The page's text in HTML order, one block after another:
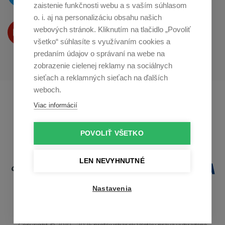
zaistenie funkčnosti webu a s vaším súhlasom
o. i. aj na personalizáciu obsahu našich
webových stránok. Kliknutím na tlačidlo „Povoliť
všetko“ súhlasíte s využívaním cookies a
predaním údajov o správaní na webe na
zobrazenie cielenej reklamy na sociálnych
sieťach a reklamných sieťach na ďalších
weboch.
Viac informácií
POVOLIŤ VŠETKO
LEN NEVYHNUTNÉ
Nastavenia
Produkty Vám predstavujeme
na Youtube
Profikuchař.cz